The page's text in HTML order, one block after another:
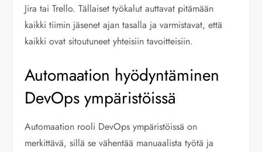
Jira tai Trello. Tällaiset työkalut auttavat pitämään
kaikki tiimin jäsenet ajan tasalla ja varmistavat, että
kaikki ovat sitoutuneet yhteisiin tavoitteisiin.
Automaation hyödyntäminen
DevOps ympäristöissä
Automaation rooli DevOps ympäristöissä on
merkittävä, sillä se vähentää manuaalista työtä ja